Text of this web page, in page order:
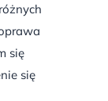
się
się